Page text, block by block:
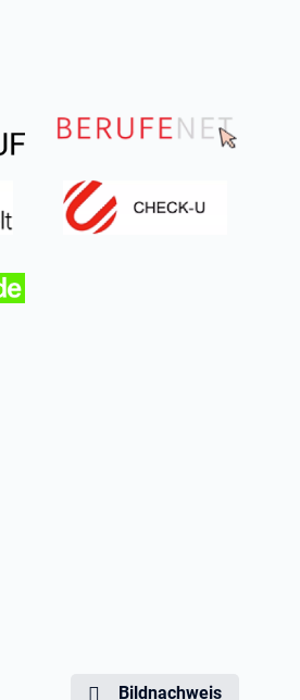
Bildnachweis